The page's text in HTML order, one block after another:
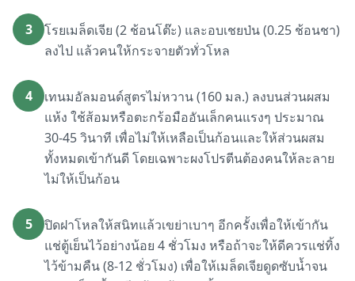
3
โรยเมล็ดเจีย (2 ช้อนโต๊ะ) และอบเชยป่น (0.25 ช้อนชา)
ลงไป แล้วคนให้กระจายตัวทั่วโหล
4
เทนมอัลมอนด์สูตรไม่หวาน (160 มล.) ลงบนส่วนผสม
แห้ง ใช้ส้อมหรือตะกร้อมืออันเล็กคนแรงๆ ประมาณ
30-45 วินาที เพื่อไม่ให้เหลือเป็นก้อนและให้ส่วนผสม
ทั้งหมดเข้ากันดี โดยเฉพาะผงโปรตีนต้องคนให้ละลาย
ไม่ให้เป็นก้อน
5
ปิดฝาโหลให้สนิทแล้วเขย่าเบาๆ อีกครั้งเพื่อให้เข้ากัน
แช่ตู้เย็นไว้อย่างน้อย 4 ชั่วโมง หรือถ้าจะให้ดีควรแช่ทิ้ง
ไว้ข้ามคืน (8-12 ชั่วโมง) เพื่อให้เมล็ดเจียดูดซับน้ำจน